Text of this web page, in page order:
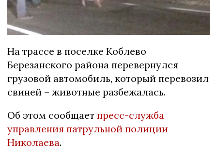
На трассе в поселке Коблево
Березанского района перевернулся
грузовой автомобиль, который перевозил
свиней – животные разбежалась.
Об этом сообщает пресс-служба
управления патрульной полиции
Николаева.